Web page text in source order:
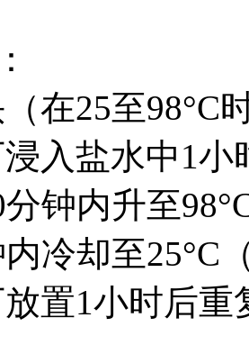
在25至98°C
入盐水中1小
钟内升至
冷却至25°C
置1小时后重